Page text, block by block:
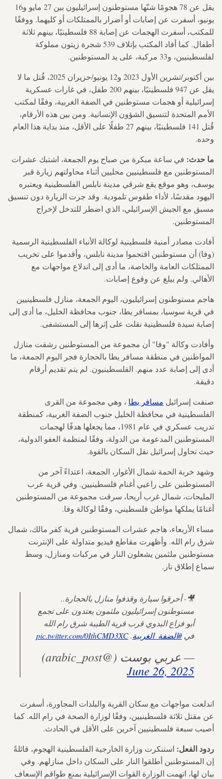
يقل عن 78 هجومًا شنّها مستوطنون إسرائيليون بين 27 مايو و16
يونيو، أسفرت عن إصابات أو أضرار بالممتلكات أو كليهما. ووفقًا
للمكتب، أسفرت الهجمات عن إصابة 88 فلسطينيًا، بينهم ثلاثة
أطفال. كما أفاد المكتب بإتلاف 539 شجرة زيتون مملوكة
لفلسطينيين، و33 مركبة، على يد المستوطنين.
بين أكتوبر/تشرين الأول 2023 و12 يونيو/حزيران 2025، قُتل ما لا
يقل عن 947 فلسطينيًا، بينهم 200 طفل، في غارات عسكرية
إسرائيلية أو هجمات مستوطنين في الضفة الغربية، وفقًا لمكتب
الأمم المتحدة لتنسيق الشؤون الإنسانية. ومن بين هذه الأرقام،
قُتل 141 فلسطينيًا، بينهم 27 طفلًا على الأقل، منذ بداية هذا العام
وحده.
ما حدث: في ساعة مبكرة من صباح يوم الجمعة، اشتبك عشرات
المستوطنين مع فلسطينيين محليين أثناء محاولتهم زيارة قبر
يوسف، وهو موقع يقع شرقي مدينة نابلس الفلسطينية ويعتبره
اليهود مقدسًا، لأداء طقوس تلمودية. وقد جرت الزيارة دون تنسيق
مسبق مع الجيش الإسرائيلي، الذي اضطر للتدخل لإخراج
المستوطنين.
أفادت مصادر أمنية فلسطينية لوكالة الأنباء الفلسطينية الرسمية
(وفا) أن مستوطنين اقتحموا مدينة نابلس، وأقدموا على تخريب
الممتلكات العامة والخاصة، ما أدى إلى اندلاع مواجهات مع
الأهالي. ولم يبلغ عن وقوع إصابات.
هاجم مستوطنون إسرائيليون، اليوم الجمعة، منازل فلسطينيين
في قرية سوسيا، بمسافر يطا، جنوب محافظة الخليل، ما أدى إلى
إصابة سيدة فلسطينية نقلت على إثرها إلى المستشفى.
وأفادت وكالة "وفا" أن مجموعة من المستوطنين رشقت منازل
المواطنين في منطقة مسافر يطا بالحجارة فجر اليوم الجمعة، ما
أدى إلى إصابة عدد منهم. الفلسطينيون. لم يتم تقديم أرقام
دقيقة.
صنفت إسرائيل مسافر يطا ، وهي مجموعة من القرى
الفلسطينية في محافظة الخليل جنوب الضفة الغربية، كمنطقة
تدريب عسكري في عام 1981، مما يجعلها هدفًا لهجمات
المستوطنين المدعومة من الدولة، وفقًا لمنظمة العفو الدولية،
حيث تحاول إسرائيل نقل السكان بالقوة.
وشهد خربة الحمة شمال الأغوار، الجمعة، اعتداءً آخر من
المستوطنين على راعيي أغنام فلسطينيين. وفي قرية عرب
المليحات، شمال غرب أريحا، سرقت مجموعة من المستوطنين
أغنامًا يملكها مواطن فلسطيني، وفقًا لوكالة وفا.
مساء الأربعاء، هاجم عشرات المستوطنين قرية كفر مالك، شمال
شرق رام الله. وأظهرت مقاطع فيديو متداولة على الإنترنت
مستوطنين ملثمين يشعلون النار في مركبات ومنازل، وسط
سماع إطلاق نار.
🎥- أحرقوا سيارة وقذفوا منازل بالحجارة..
مستوطنون إسرائيليون ملثمون يعتدون على تجمع
أبو فزاع البدوي قرب قرية الطيبة شرق رام الله
في#الضفة_الغربية.
pic.twitter.com/0IthCMD3XC
— عربي بوست (@arabic_post)
June 26, 2025
اندلعت مواجهات مع سكان القرية والبلدات المجاورة، أسفرت
عن مقتل ثلاثة فلسطينيين، وفقًا لوزارة الصحة في رام الله. كما
أصيب سبعة فلسطينيين آخرين على الأقل في الحادث.
ردود الفعل: استنكرت وزارة الخارجية الفلسطينية الهجوم، قائلةً
إن المستوطنين أطلقوا النار على السكان داخل منازلهم. وفي
بيان لها، اتهمت الوزارة القوات الإسرائيلية بمنع طواقم الإسعاف